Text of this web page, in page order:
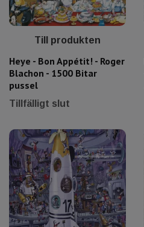
Till produkten
Heye - Bon Appétit! - Roger
Blachon - 1500 Bitar
pussel
Tillfälligt slut